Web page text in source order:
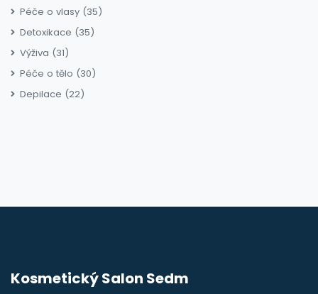
Péče o vlasy (35)
Detoxikace (35)
Výživa (31)
Péče o tělo (30)
Depilace (22)
Kosmetický Salon Sedm